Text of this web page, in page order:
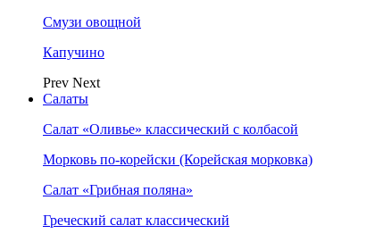
Смузи овощной
Капучино
Prev Next
Салаты
Салат «Оливье» классический с колбасой
Морковь по-корейски (Корейская морковка)
Салат «Грибная поляна»
Греческий салат классический